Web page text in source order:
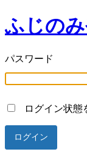
ふじの
パスワード
ログイン状態